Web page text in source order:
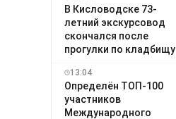
В Кисловодске 73-
летний экскурсовод
скончался после
прогулки по кладбищу
13:04
Определён ТОП-100
участников
Международного